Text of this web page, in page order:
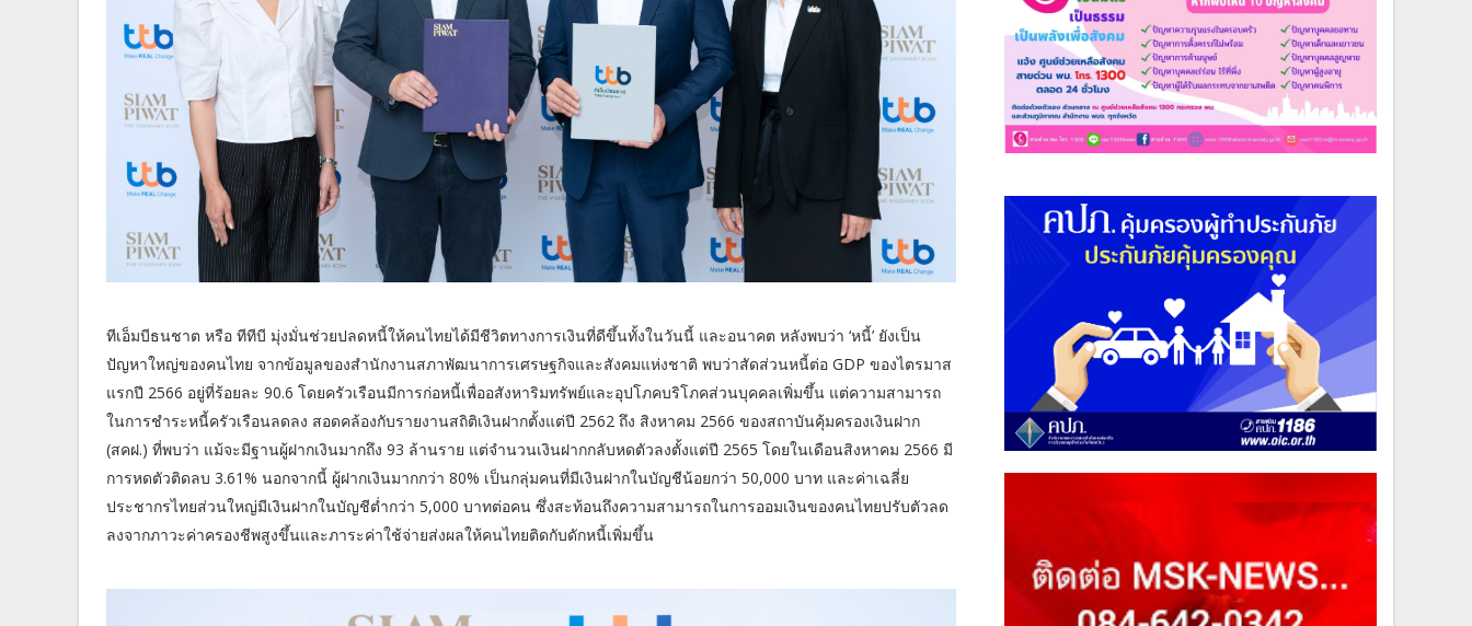
ทีเอ็มบีธนชาต หรือ ทีทีบี มุ่งมั่นช่วยปลดหนี้ให้คนไทยได้มีชีวิตทางการเงินที่ดีขึ้นทั้งในวันนี้ และอนาคต หลังพบว่า ‘หนี้’ ยังเป็น
ปัญหาใหญ่ของคนไทย จากข้อมูลของสำนักงานสภาพัฒนาการเศรษฐกิจและสังคมแห่งชาติ พบว่าสัดส่วนหนี้ต่อ GDP ของไตรมาส
แรกปี 2566 อยู่ที่ร้อยละ 90.6 โดยครัวเรือนมีการก่อหนี้เพื่ออสังหาริมทรัพย์และอุปโภคบริโภคส่วนบุคคลเพิ่มขึ้น แต่ความสามารถ
ในการชำระหนี้ครัวเรือนลดลง สอดคล้องกับรายงานสถิติเงินฝากตั้งแต่ปี 2562 ถึง สิงหาคม 2566 ของสถาบันคุ้มครองเงินฝาก
(สคฝ.) ที่พบว่า แม้จะมีฐานผู้ฝากเงินมากถึง 93 ล้านราย แต่จำนวนเงินฝากกลับหดตัวลงตั้งแต่ปี 2565 โดยในเดือนสิงหาคม 2566 มี
การหดตัวติดลบ 3.61% นอกจากนี้ ผู้ฝากเงินมากกว่า 80% เป็นกลุ่มคนที่มีเงินฝากในบัญชีน้อยกว่า 50,000 บาท และค่าเฉลี่ย
ประชากรไทยส่วนใหญ่มีเงินฝากในบัญชีต่ำกว่า 5,000 บาทต่อคน ซึ่งสะท้อนถึงความสามารถในการออมเงินของคนไทยปรับตัวลด
ลงจากภาวะค่าครองชีพสูงขึ้นและภาระค่าใช้จ่ายส่งผลให้คนไทยติดกับดักหนี้เพิ่มขึ้น